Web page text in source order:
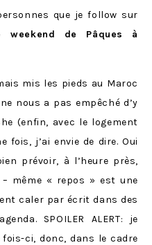
que je follow sur
weekend de Pâques à
mis les pieds au Maroc
nous a pas empêché d’y
(enfin, avec le logement
fois, j’ai envie de dire. Oui
prévoir, à l’heure près,
même « repos » est une
caler par écrit dans des
SPOILER ALERT: je
ci, donc, dans le cadre